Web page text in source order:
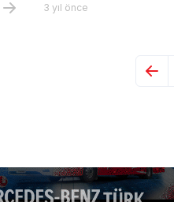
3 yıl önce